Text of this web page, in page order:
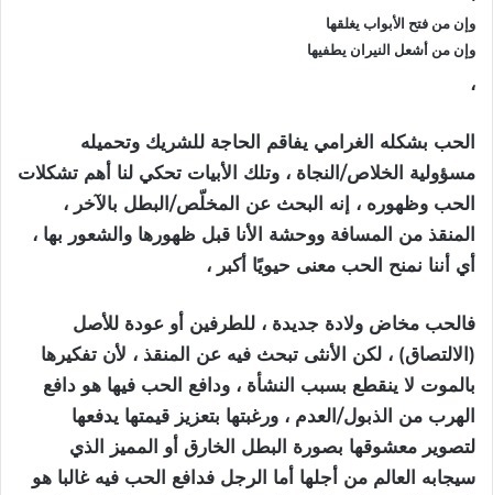
وإن من فتح الأبواب يغلقها
وإن من أشعل النيران يطفيها
،
الحب بشكله الغرامي يفاقم الحاجة للشريك وتحميله
مسؤولية الخلاص/النجاة ، وتلك الأبيات تحكي لنا أهم تشكلات
الحب وظهوره ، إنه البحث عن المخلّص/البطل بالآخر ،
المنقذ من المسافة ووحشة الأنا قبل ظهورها والشعور بها ،
أي أننا نمنح الحب معنى حيويًا أكبر ،
فالحب مخاض ولادة جديدة ، للطرفين أو عودة للأصل
(الالتصاق) ، لكن الأنثى تبحث فيه عن المنقذ ، لأن تفكيرها
بالموت لا ينقطع بسبب النشأة ، ودافع الحب فيها هو دافع
الهرب من الذبول/العدم ، ورغبتها بتعزيز قيمتها يدفعها
لتصوير معشوقها بصورة البطل الخارق أو المميز الذي
سيجابه العالم من أجلها أما الرجل فدافع الحب فيه غالبا هو